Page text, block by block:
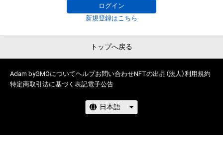
ログイン
新規登録はこちら
トップへ戻る
Adam byGMOについてヘルプお問い合わせNFTの出品（法人）利用規約
特定商取引法に基づく表記電子公告